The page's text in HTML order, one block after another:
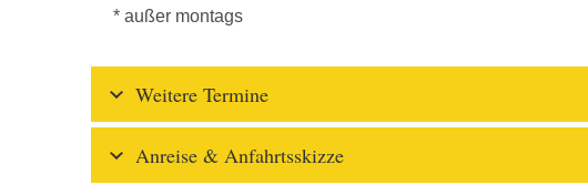
* außer montags
Weitere Termine
Anreise & Anfahrtsskizze